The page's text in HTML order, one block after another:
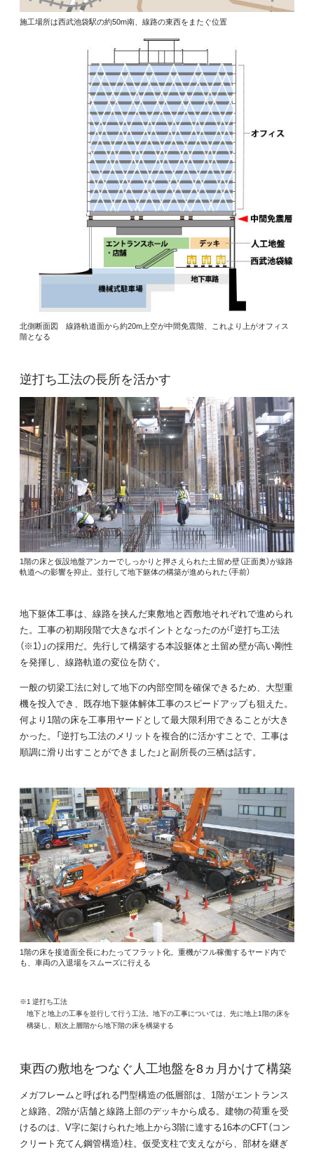
施工場所は西武池袋駅の約50m南、線路の東西をまたぐ位置
北側断面図 線路軌道面から約20m上空が中間免震階、これより上がオフィス
階となる
逆打ち工法の長所を活かす
1階の床と仮設地盤アンカーでしっかりと押さえられた土留め壁（正面奥）が線路
軌道への影響を抑止。並行して地下躯体の構築が進められた（手前）
地下躯体工事は、線路を挟んだ東敷地と西敷地それぞれで進められ
た。工事の初期段階で大きなポイントとなったのが「逆打ち工法
（※1）」の採用だ。先行して構築する本設躯体と土留め壁が高い剛性
を発揮し、線路軌道の変位を防ぐ。
一般の切梁工法に対して地下の内部空間を確保できるため、大型重
機を投入でき、既存地下躯体解体工事のスピードアップも狙えた。
何より1階の床を工事用ヤードとして最大限利用できることが大き
かった。「逆打ち工法のメリットを複合的に活かすことで、工事は
順調に滑り出すことができました」と副所長の三栖は話す。
1階の床を接道面全長にわたってフラット化。重機がフル稼働するヤード内で
も、車両の入退場をスムーズに行える
※1 逆打ち工法
地下と地上の工事を並行して行う工法。地下の工事については、先に地上1階の床を
構築し、順次上層階から地下階の床を構築する
東西の敷地をつなぐ人工地盤を8ヵ月かけて構築
メガフレームと呼ばれる門型構造の低層部は、1階がエントランス
と線路、2階が店舗と線路上部のデッキから成る。建物の荷重を受
けるのは、V字に架けられた地上から3階に達する16本のCFT（コン
クリート充てん鋼管構造）柱。仮受支柱で支えながら、部材を継ぎ